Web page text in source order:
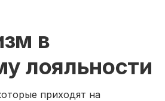
в
лояльности
приходят на